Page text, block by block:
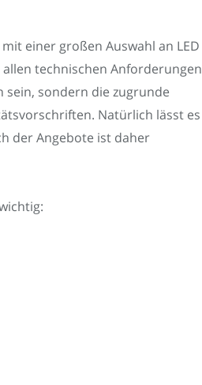
einer großen Auswahl an LED
technischen Anforderungen
sein, sondern die zugrunde
Natürlich lässt es
der Angebote ist daher